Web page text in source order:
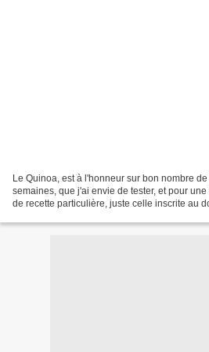
Le Quinoa, est à l'honneur sur bon nombre
semaines, que j'ai envie de tester, et pour
de recette particulière, juste celle inscrite au